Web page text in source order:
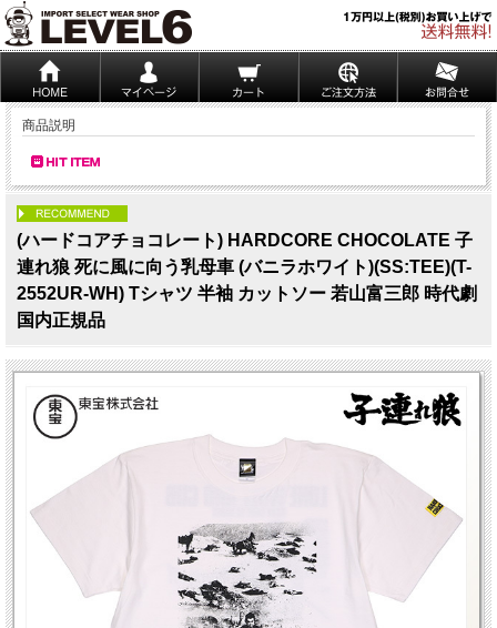
商品説明
(ハードコアチョコレート) HARDCORE CHOCOLATE 子
連れ狼 死に風に向う乳母車 (バニラホワイト)(SS:TEE)(T-
2552UR-WH) Tシャツ 半袖 カットソー 若山富三郎 時代劇
国内正規品